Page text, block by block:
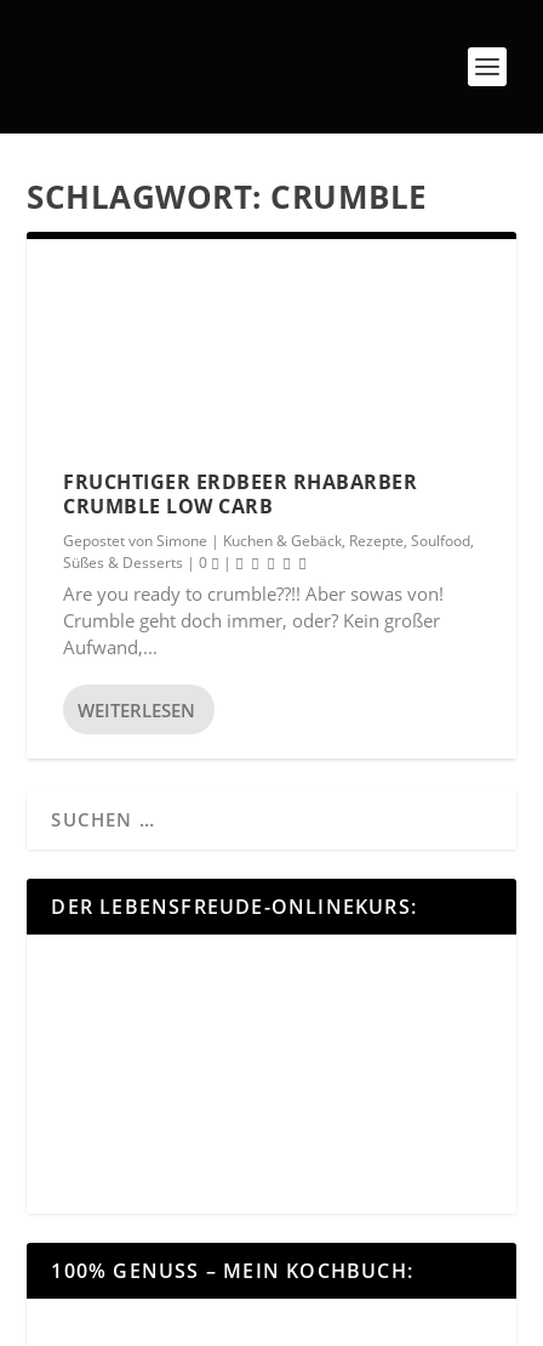
SCHLAGWORT: CRUMBLE
FRUCHTIGER ERDBEER RHABARBER
CRUMBLE LOW CARB
Gepostet vonSimone | Kuchen & Gebäck, Rezepte,Soulfood,
Süßes & Desserts |0 |
Are you ready to crumble??!! Aber sowas von!
Crumble geht doch immer, oder? Kein großer
Aufwand,...
WEITERLESEN
DER LEBENSFREUDE-ONLINEKURS:
100% GENUSS – MEIN KOCHBUCH: